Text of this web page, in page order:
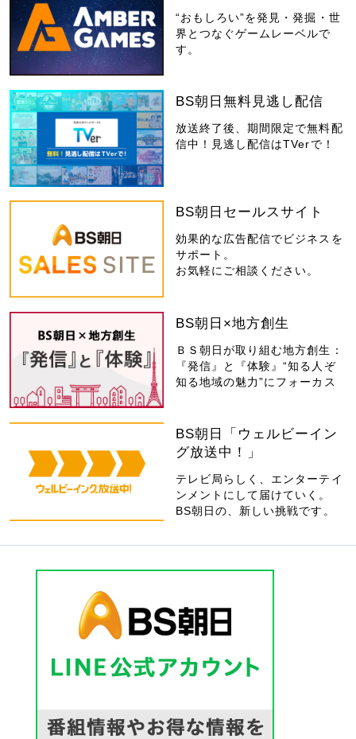
“おもしろい”を発見・発掘・世
界とつなぐゲームレーベルで
す。
BS朝日無料見逃し配信
放送終了後、期間限定で無料配
信中！見逃し配信はTVerで！
BS朝日セールスサイト
効果的な広告配信でビジネスを
サポート。
お気軽にご相談ください。
BS朝日×地方創生
ＢＳ朝日が取り組む地方創生：
『発信』と『体験』“知る人ぞ
知る地域の魅力”にフォーカス
BS朝日「ウェルビーイン
グ放送中！」
テレビ局らしく、エンターテイ
ンメントにして届けていく。
BS朝日の、新しい挑戦です。